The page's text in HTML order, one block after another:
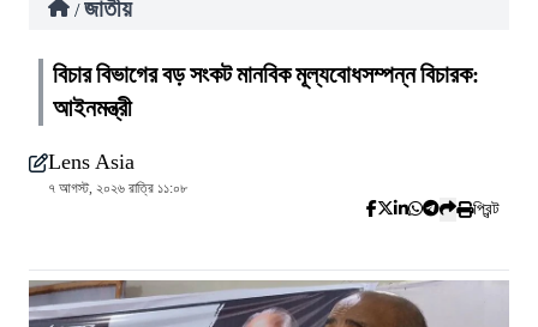
/ জাতীয়
বিচার বিভাগের বড় সংকট মানবিক মূল্যবোধসম্পন্ন বিচারক:
আইনমন্ত্রী
Lens Asia
৭ আগস্ট, ২০২৬ রাত্রি ১১:০৮
প্রিন্ট